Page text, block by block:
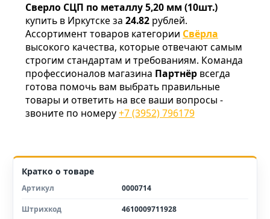
Сверло СЦП по металлу 5,20 мм (10шт.)
купить в Иркутске за 24.82 рублей.
Ассортимент товаров категории Свёрла
высокого качества, которые отвечают самым
строгим стандартам и требованиям. Команда
профессионалов магазина Партнёр всегда
готова помочь вам выбрать правильные
товары и ответить на все ваши вопросы -
звоните по номеру+7 (3952) 796179
Кратко о товаре
Артикул 0000714
Штрихкод 4610009711928